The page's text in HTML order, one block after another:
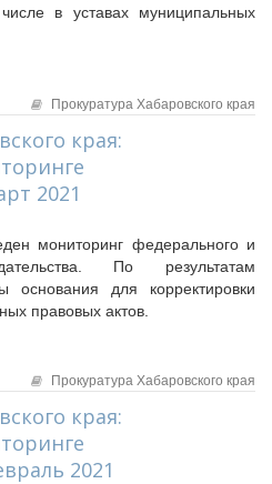
в уставах муниципальных
Прокуратура Хабаровского края
края:
2021
мониторинг федерального и
По результатам
основания для корректировки
правовых актов.
Прокуратура Хабаровского края
края:
2021